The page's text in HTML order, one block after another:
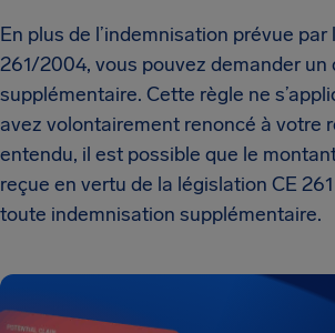
En plus de l’indemnisation prévue par
261/2004, vous pouvez demander
supplémentaire. Cette règle ne
avez volontairement renoncé à votre
entendu, il est possible que le
reçue en vertu de la législation CE
toute indemnisation supplémentaire.